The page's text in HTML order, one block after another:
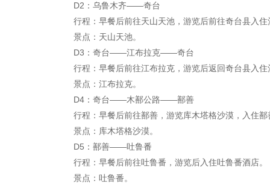
D2：乌鲁木齐——奇台
行程：早餐后前往天山天池，游览后前往奇台县入住
景点：天山天池。
D3：奇台——江布拉克——奇台
行程：早餐后前往江布拉克，游览后返回奇台县入住
景点：江布拉克。
D4：奇台——木鄯公路——鄯善
行程：早餐后前往鄯善，游览库木塔格沙漠，入住鄯
景点：库木塔格沙漠。
D5：鄯善——吐鲁番
行程：早餐后前往吐鲁番，游览后入住吐鲁番酒店。
景点：吐鲁番。